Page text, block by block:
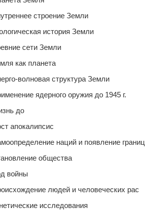
строение Земли
история Земли
сети Земли
как планета
волновая структура Земли
ядерного оружия до 1945 г.
до
апокалипсис
наций и появление границ
общества
войны
людей и человеческих рас
исследования